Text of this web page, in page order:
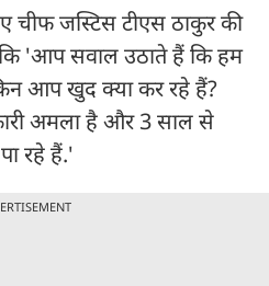
चीफ जस्टिस टीएस ठाकुर की
कि 'आप सवाल उठाते हैं कि हम
आप खुद क्या कर रहे हैं?
अमला है और 3 साल से
रहे हैं.'